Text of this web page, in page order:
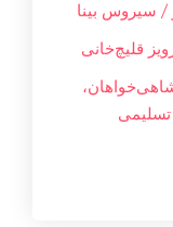
سیروس بینا
قلیچ‌خانی
تسليمی